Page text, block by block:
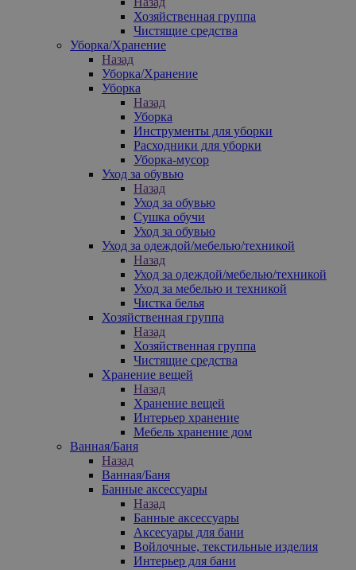
Хозяйственная группа
Чистящие средства
Уборка/Хранение
Назад
Уборка/Хранение
Уборка
Назад
Уборка
Инструменты для уборки
Расходники для уборки
Уборка-мусор
Уход за обувью
Назад
Уход за обувью
Сушка обучи
Уход за обувью
Уход за одеждой/мебелью/техникой
Назад
Уход за одеждой/мебелью/техникой
Уход за мебелью и техникой
Чистка белья
Хозяйственная группа
Назад
Хозяйственная группа
Чистящие средства
Хранение вещей
Назад
Хранение вещей
Интерьер хранение
Мебель хранение дом
Ванная/Баня
Назад
Ванная/Баня
Банные аксессуары
Назад
Банные аксессуары
Аксесуары для бани
Войлочные, текстильные изделия
Интерьер для бани